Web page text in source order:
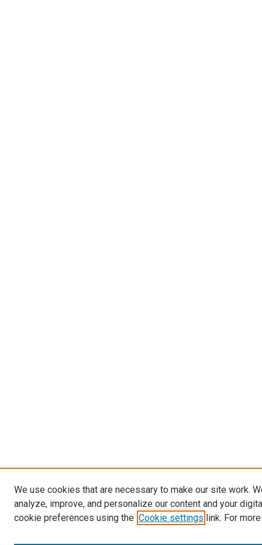
We use cookies that are necessary to make our site work.
analyze, improve, and personalize our content and your
cookie preferences using the Cookie settings link. For